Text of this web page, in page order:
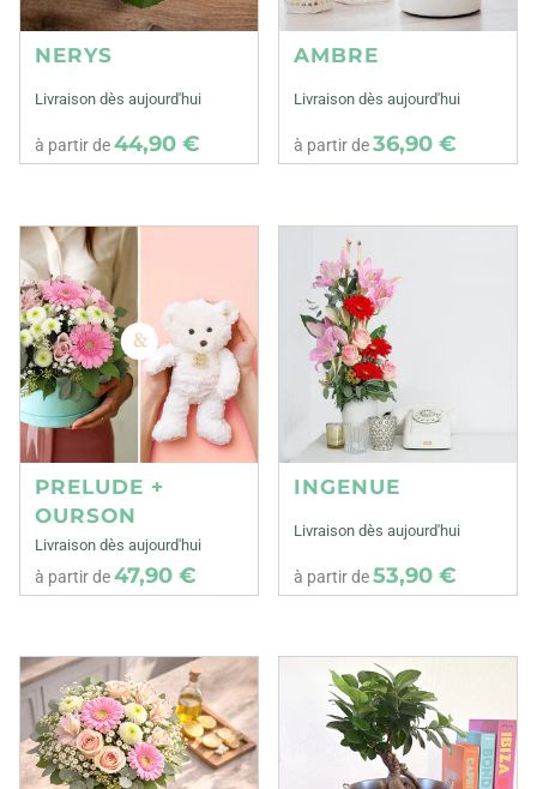
NERYS
Livraison dès aujourd'hui
à partir de44,90 €
AMBRE
Livraison dès aujourd'hui
à partir de36,90 €
PRELUDE +
OURSON
Livraison dès aujourd'hui
à partir de47,90 €
INGENUE
Livraison dès aujourd'hui
à partir de53,90 €